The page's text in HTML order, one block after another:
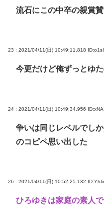
流石にこの中卒の親賞
23 : 2021/04/11(日) 10:49:11.818
今更だけど俺ずっとゆ
24 : 2021/04/11(日) 10:49:34.956
争いは同じレベルでし
のコピペ思い出した
26 : 2021/04/11(日) 10:52:25.132
ひろゆきは家庭の素人